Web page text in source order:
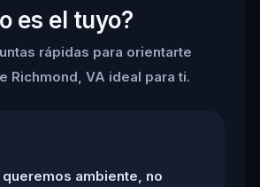
es el tuyo?
rápidas para orientarte
Richmond, VA ideal para ti.
queremos ambiente, no